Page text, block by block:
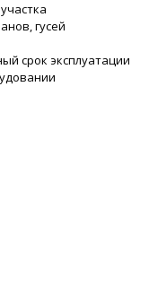
гусей
срок эксплуатации